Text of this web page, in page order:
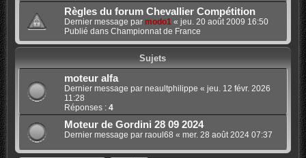
Règles du forum Chevallier Compétition
Dernier message par modo1 « jeu. 20 août 2009 16:50
Publié dans Championnat de France
Sujets
moteur alfa
Dernier message par neaultphilippe « jeu. 12 févr. 2026
11:28
Réponses : 4
Moteur de Gordini 28 09 2024
Dernier message par raoul68 « mer. 28 août 2024 07:37